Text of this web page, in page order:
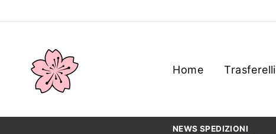
al
Home Trasferelli
NEWS SPEDIZIONI